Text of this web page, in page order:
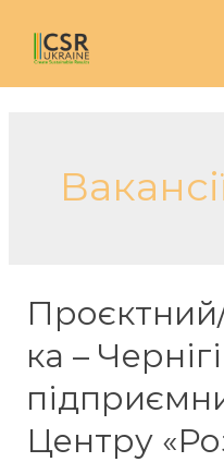
content
ка –
Центру